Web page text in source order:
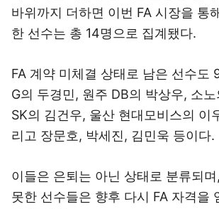
바위까지 더하면 이번 FA 시장을 통
한 선수는 총 14명으로 집계됐다.
FA 계약 미체결 상태로 남은 선수도
G의 두경민, 원주 DB의 박상우, 소
SK의 김건우, 울산 현대모비스의 이
리고 장문호, 박세진, 김민욱 등이다.
이들은 은퇴는 아닌 상태로 분류되
못한 선수들은 향후 다시 FA 자격을